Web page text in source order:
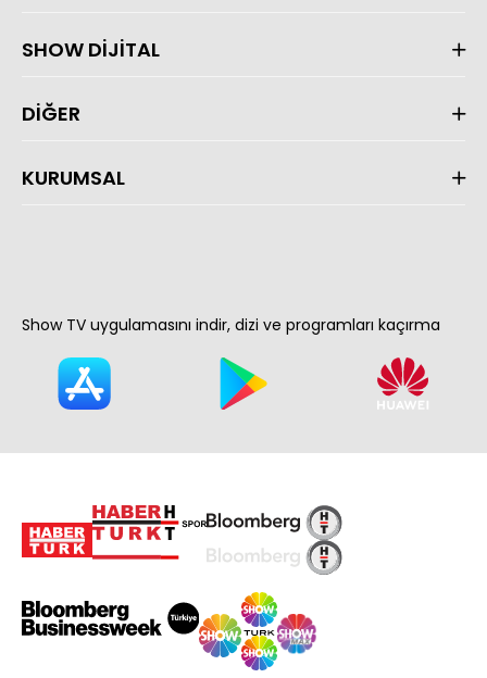
SHOW DİJİTAL
DİĞER
KURUMSAL
Show TV uygulamasını indir, dizi ve programları kaçırma